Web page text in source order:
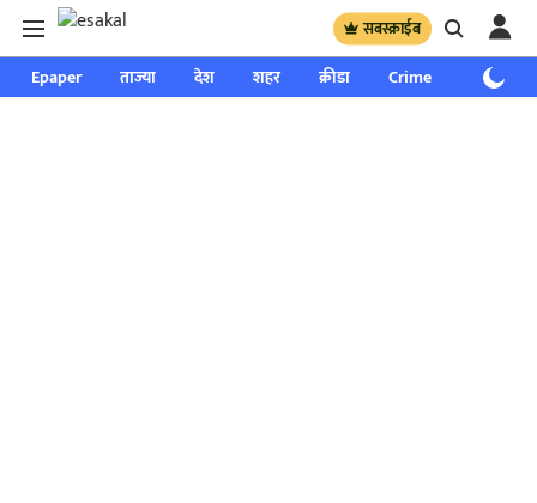
सबस्क्राईब
Epaper ताज्या देश शहर क्रीडा Crime साप्ताहिक